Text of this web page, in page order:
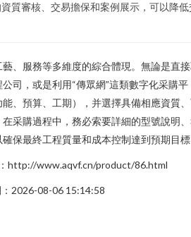
資質審核、交易擔保和案例展示，可以降低
、服務等多維度的綜合體現。無論是直
司，或是利用“傳眾網”這類數字化采購平
、預算、工期），并選擇具備相應資質
采購過程中，務必索要詳細的型號說明
保最終工程質量和成本控制達到預期目
http://www.aqvf.cn/product/86.html
2026-08-06 15:14:58